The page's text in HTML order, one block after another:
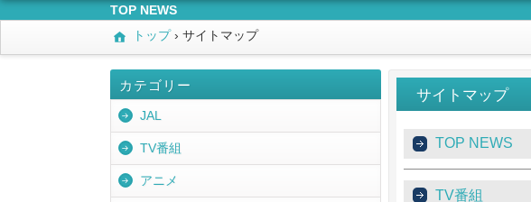
TOP NEWS
トップ› サイトマップ
カテゴリー
JAL
TV番組
アニメ
サイトマップ
TOP NEWS
TV番組